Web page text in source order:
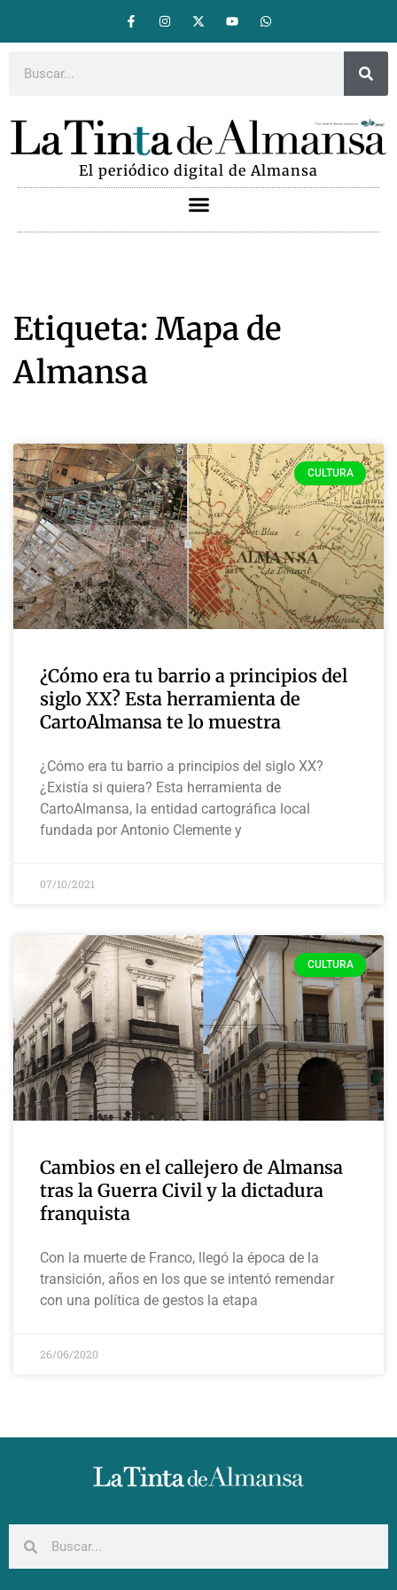
El periódico digital de Almansa
Etiqueta: Mapa de
Almansa
CULTURA
¿Cómo era tu barrio a principios del
siglo XX? Esta herramienta de
CartoAlmansa te lo muestra
¿Cómo era tu barrio a principios del siglo XX?
¿Existía si quiera? Esta herramienta de
CartoAlmansa, la entidad cartográfica local
fundada por Antonio Clemente y
07/10/2021
CULTURA
Cambios en el callejero de Almansa
tras la Guerra Civil y la dictadura
franquista
Con la muerte de Franco, llegó la época de la
transición, años en los que se intentó remendar
con una política de gestos la etapa
26/06/2020